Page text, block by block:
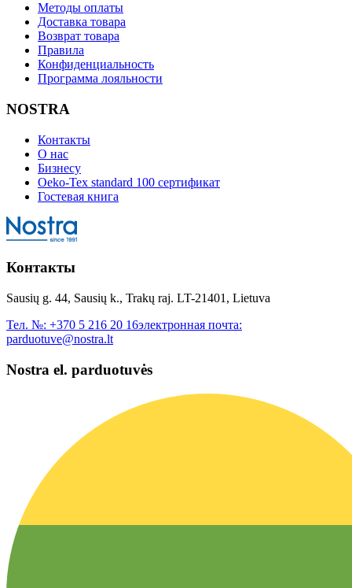
Методы оплаты
Доставка товара
Возврат товара
Правила
Конфиденциальность
Программа лояльности
NOSTRA
Контакты
О нас
Бизнесу
Oeko-Tex standard 100 сертификат
Гостевая книга
Контакты
Sausių g. 44, Sausių k., Trakų raj. LT-21401, Lietuva
Тел. №: +370 5 216 20 16электронная почта:
parduotuve@nostra.lt
Nostra el. parduotuvės